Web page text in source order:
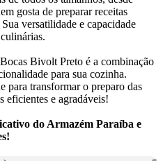
gosta de preparar receitas
versatilidade e capacidade
Bivolt Preto é a combinação
para sua cozinha.
para transformar o preparo das
eficientes e agradáveis!
do Armazém Paraíba e